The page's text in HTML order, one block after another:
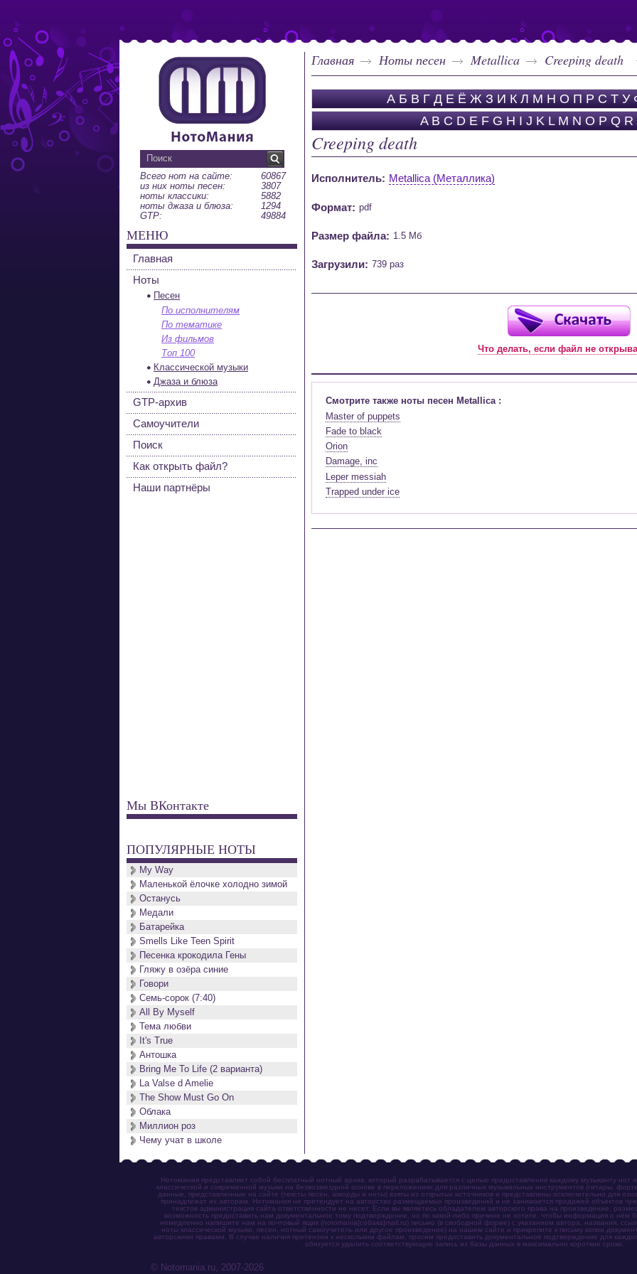
Главная Ноты песен Metallica Creeping death
А Б В Г Д Е Ё Ж З И К Л М Н О П Р С Т У
A B C D E F G H I J K L M N O P Q R
Creeping death
Исполнитель: Metallica (Металлика)
Формат: pdf
Размер файла: 1.5 Мб
Загрузили: 739 раз
Что делать, если файл не
Смотрите также ноты песен Metallica :
Master of puppets
Fade to black
Orion
Damage, inc
Leper messiah
Trapped under ice
Всего нот на сайте:
60867
из них ноты песен:
3807
ноты классики:
5882
ноты джаза и блюза:
1294
GTP:
49884
МЕНЮ
Главная
Ноты
Песен
По исполнителям
По тематике
Из фильмов
Топ 100
Классической музыки
Джаза и блюза
GTP-архив
Самоучители
Поиск
Как открыть файл?
Наши партнёры
Мы ВКонтакте
ПОПУЛЯРНЫЕ НОТЫ
My Way
Маленькой ёлочке холодно зимой
Останусь
Медали
Батарейка
Smells Like Teen Spirit
Песенка крокодила Гены
Гляжу в озёра синие
Говори
Семь-сорок (7:40)
All By Myself
Тема любви
It's True
Антошка
Bring Me To Life (2 варианта)
La Valse d Amelie
The Show Must Go On
Облака
Миллион роз
Чему учат в школе
Нотомания представляет собой бесплатный нотный архив, который разрабатывается с целью предоставления каждому музыканту нот
классической и современной музыки на безвозмездной основе в переложениях для различных музыкальных инструментов (гитары,
данные, представленные на сайте (тексты песен, аккорды и ноты) взяты из открытых источников и представлены исключительно для
принадлежат их авторам. Нотомания не претендует на авторство размещаемых произведений и не занимается продажей объектов
текстов администрация сайта ответственности не несет. Если вы являетесь обладателем авторского права на произведение,
возможность предоставить нам документальное тому подтверждение, но по какой-либо причине не хотите, чтобы информация о нём
немедленно напишите нам на почтовый ящик (notomania[собака]mail.ru) письмо (в свободной форме) с указанием автора, названия,
ноты классической музыки, песен, нотный самоучитель или другое произведение) на нашем сайте и прикрепите к письму копии
авторскими правами. В случае наличия претензии к нескольким файлам, просим предоставить документальное подтверждение для
обязуется удалить соответствующую запись из базы данных в максимально короткие сроки.
© Notomania.ru, 2007-2026